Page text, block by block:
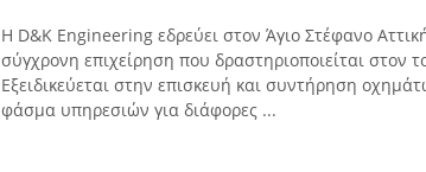
Η D&K Engineering εδρεύει στον Άγιο Στέφανο
σύγχρονη επιχείρηση που δραστηριοποιείται στον
Εξειδικεύεται στην επισκευή και συντήρηση
φάσμα υπηρεσιών για διάφορες ...